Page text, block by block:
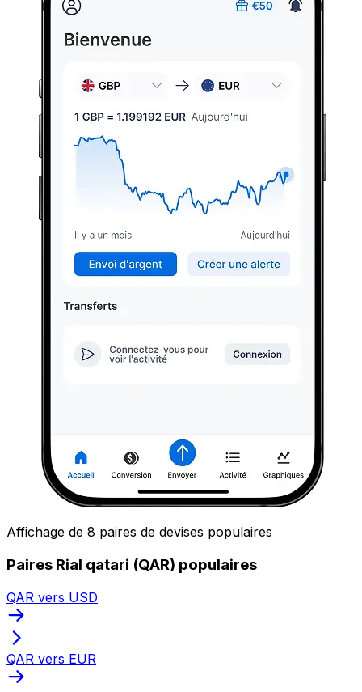
Affichage de 8 paires de devises populaires
Paires Rial qatari (QAR) populaires
QAR vers USD
QAR vers EUR